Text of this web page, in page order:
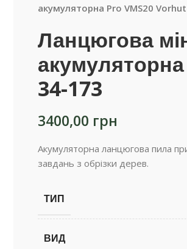
акумуляторна Pro VMS20
Ланцюгова
34-173
3400,00 грн
Акумуляторна ланцюгова пила
завдань з обрізки дерев.
ТИП
ВИД